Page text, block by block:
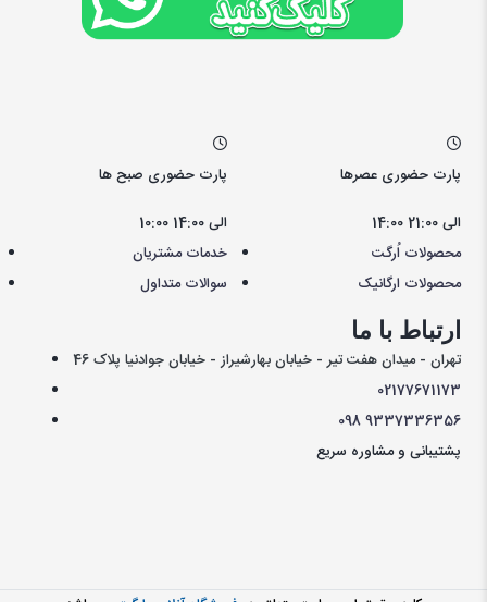
پارت حضوری صبح ها
10:00 الی 14:00
پارت حضوری عصرها
14:00 الی 21:00
خدمات مشتریان
سوالات متداول
محصولات اُرگت
محصولات ارگانیک
ارتباط با ما
تهران - میدان هفت تیر - خیابان بهارشیراز - خیابان جوادنیا پلاک 46
02177671173
0989337336356
پشتیبانی و مشاوره سریع